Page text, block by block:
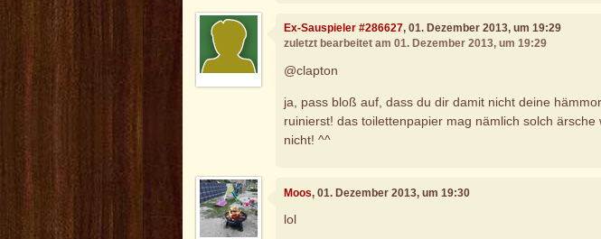
Ex-Sauspieler #286627, 01. Dezember 2013, um 19:29
zuletzt bearbeitet am 01. Dezember 2013, um 19:29
@clapton
ja, pass bloß auf, dass du dir damit nicht deine
ruinierst! das toilettenpapier mag nämlich solch ärsche
nicht! ^^
Moos, 01. Dezember 2013, um 19:30
lol